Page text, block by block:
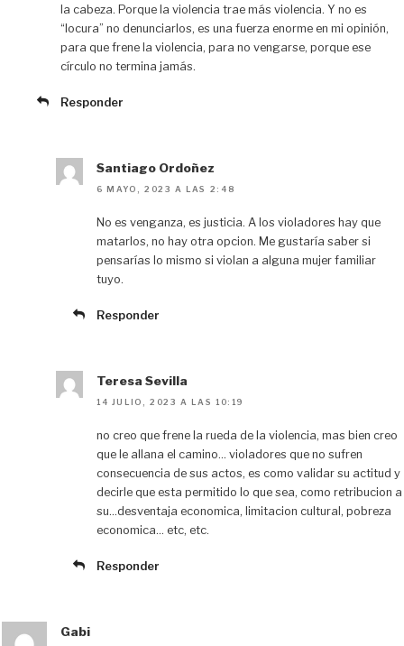
la cabeza. Porque la violencia trae más violencia. Y no es
“locura” no denunciarlos, es una fuerza enorme en mi opinión,
para que frene la violencia, para no vengarse, porque ese
círculo no termina jamás.
Responder
Santiago Ordoñez
6 MAYO, 2023 A LAS 2:48
No es venganza, es justicia. A los violadores hay que
matarlos, no hay otra opcion. Me gustaría saber si
pensarías lo mismo si violan a alguna mujer familiar
tuyo.
Responder
Teresa Sevilla
14 JULIO, 2023 A LAS 10:19
no creo que frene la rueda de la violencia, mas bien creo
que le allana el camino… violadores que no sufren
consecuencia de sus actos, es como validar su actitud y
decirle que esta permitido lo que sea, como retribucion a
su…desventaja economica, limitacion cultural, pobreza
economica… etc, etc.
Responder
Gabi